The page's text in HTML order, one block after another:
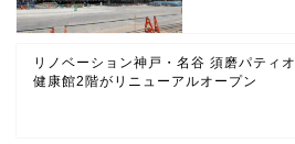
リノベーション神戸・名谷 須磨パティオ
健康館2階がリニューアルオープン